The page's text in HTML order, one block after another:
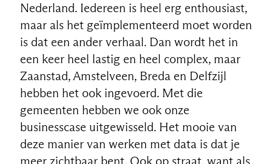
Nederland. Iedereen is heel erg enthousiast,
maar als het geïmplementeerd moet worden
is dat een ander verhaal. Dan wordt het in
een keer heel lastig en heel complex, maar
Zaanstad, Amstelveen, Breda en Delfzijl
hebben het ook ingevoerd. Met die
gemeenten hebben we ook onze
businesscase uitgewisseld. Het mooie van
deze manier van werken met data is dat je
meer zichtbaar bent. Ook op straat, want als
NL